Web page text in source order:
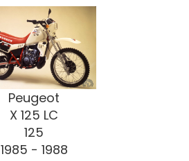
Peugeot
X 125 LC
125
1985 - 1988